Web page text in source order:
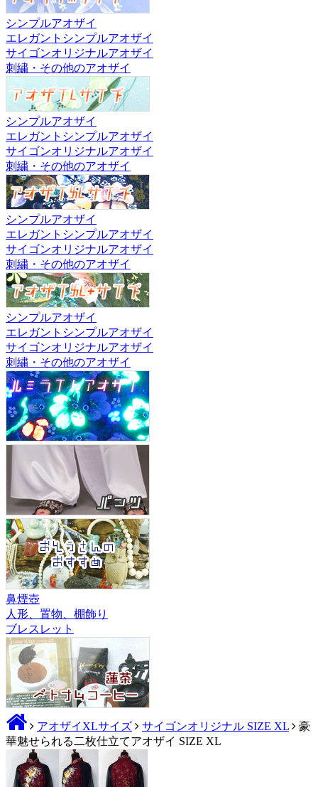
シンプルアオザイ
エレガントシンプルアオザイ
サイゴンオリジナルアオザイ
刺繍・その他のアオザイ
シンプルアオザイ
エレガントシンプルアオザイ
サイゴンオリジナルアオザイ
刺繍・その他のアオザイ
シンプルアオザイ
エレガントシンプルアオザイ
サイゴンオリジナルアオザイ
刺繍・その他のアオザイ
シンプルアオザイ
エレガントシンプルアオザイ
サイゴンオリジナルアオザイ
刺繍・その他のアオザイ
鼻煙壺
人形、置物、棚飾り
ブレスレット
アオザイXLサイズ サイゴンオリジナル SIZE XL
豪
華魅せられる二枚仕立てアオザイ SIZE XL